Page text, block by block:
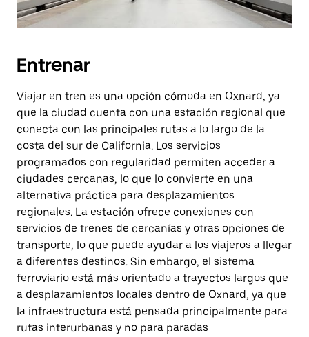
Entrenar
Viajar en tren es una opción cómoda en Oxnard, ya
que la ciudad cuenta con una estación regional que
conecta con las principales rutas a lo largo de la
costa del sur de California. Los servicios
programados con regularidad permiten acceder a
ciudades cercanas, lo que lo convierte en una
alternativa práctica para desplazamientos
regionales. La estación ofrece conexiones con
servicios de trenes de cercanías y otras opciones de
transporte, lo que puede ayudar a los viajeros a llegar
a diferentes destinos. Sin embargo, el sistema
ferroviario está más orientado a trayectos largos que
a desplazamientos locales dentro de Oxnard, ya que
la infraestructura está pensada principalmente para
rutas interurbanas y no para paradas